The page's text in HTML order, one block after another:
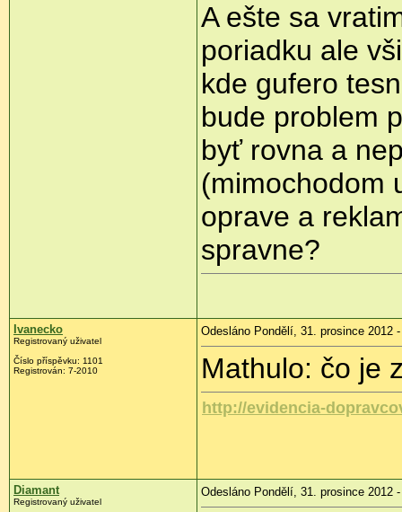
A ešte sa
poriadku ale
kde gufero
bude problem
byť rovna a
(mimochodom
oprave a
spravne?
Ivanecko
Registrovaný uživatel
Číslo příspěvku: 1101
Registrován: 7-2010
Odesláno Pondělí, 31. prosince 2012
Mathulo: čo je
http://evidencia-
Diamant
Registrovaný uživatel
Odesláno Pondělí, 31. prosince 2012